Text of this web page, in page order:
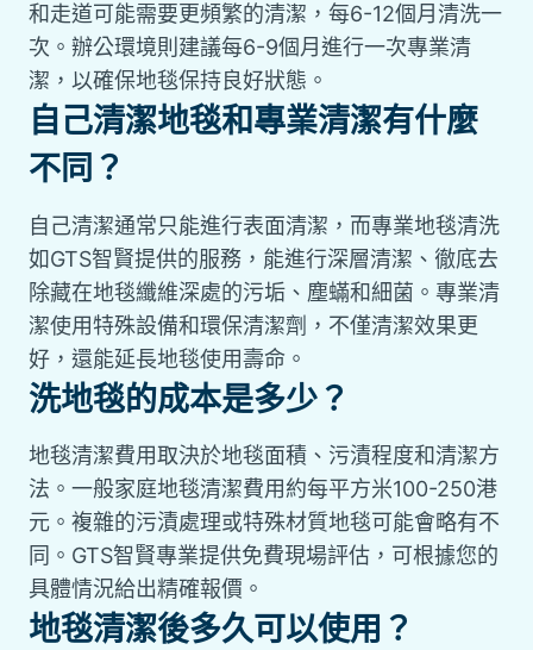
和走道可能需要更頻繁的清潔，每6-12個月清洗一
次。辦公環境則建議每6-9個月進行一次專業清
潔，以確保地毯保持良好狀態。
自己清潔地毯和專業清潔有什麼
不同？
自己清潔通常只能進行表面清潔，而專業地毯清洗
如GTS智賢提供的服務，能進行深層清潔、徹底去
除藏在地毯纖維深處的污垢、塵蟎和細菌。專業清
潔使用特殊設備和環保清潔劑，不僅清潔效果更
好，還能延長地毯使用壽命。
洗地毯的成本是多少？
地毯清潔費用取決於地毯面積、污漬程度和清潔方
法。一般家庭地毯清潔費用約每平方米100-250港
元。複雜的污漬處理或特殊材質地毯可能會略有不
同。GTS智賢專業提供免費現場評估，可根據您的
具體情況給出精確報價。
地毯清潔後多久可以使用？